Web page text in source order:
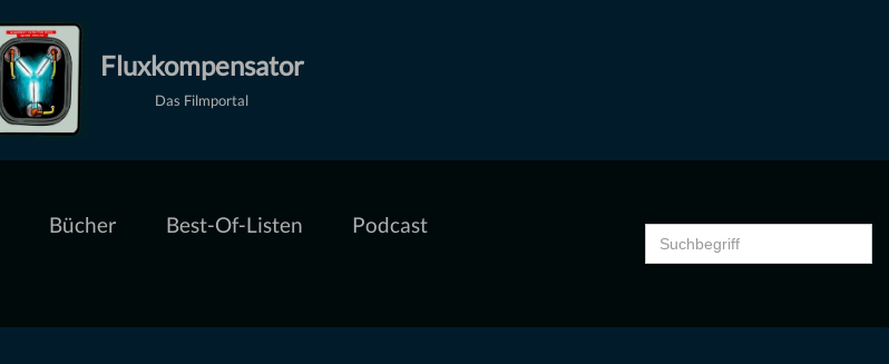
Fluxkompensator
Das Filmportal
Bücher Best-Of-Listen
Podcast
Search
for: